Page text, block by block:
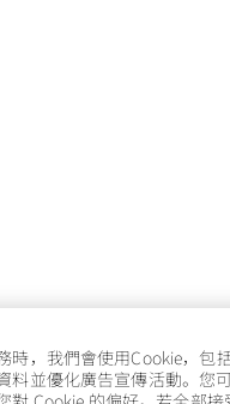
時，我們會使用Cookie，包
料並優化廣告宣傳活動。您